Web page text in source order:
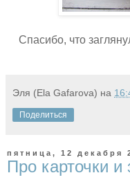
Спасибо, что
Эля (Ela Gafarova) на
Поделиться
пятница, 12 декабря
Про карточки и